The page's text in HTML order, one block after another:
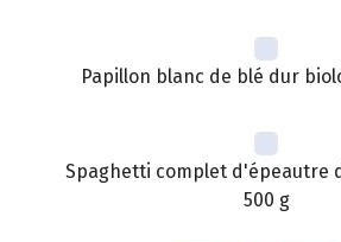
Papillon blanc de blé dur
Spaghetti complet d'épeautre
500 g